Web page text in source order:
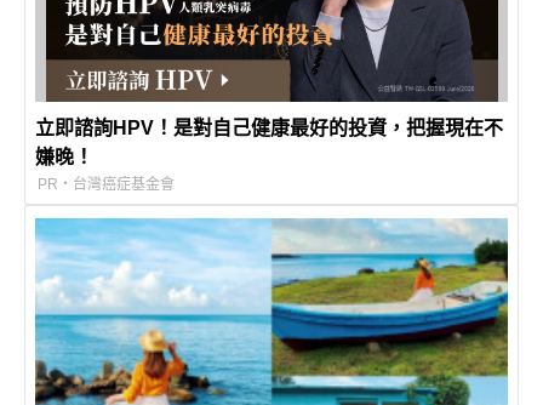
立即諮詢HPV！是對自己健康最好的投資，把握現在不
嫌晚！
PR・台灣癌症基金會